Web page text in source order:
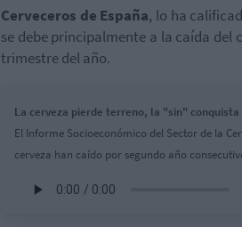
Cerveceros de España, lo ha
se debe principalmente a la caída del
trimestre del año.
La cerveza pierde terreno, la "sin" conquista
El Informe Socioeconómico del Sector de la
cerveza han caído por segundo año